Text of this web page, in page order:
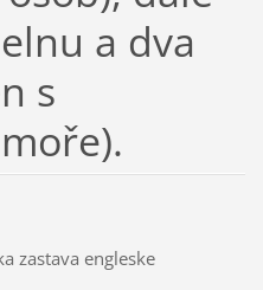
a dva
s